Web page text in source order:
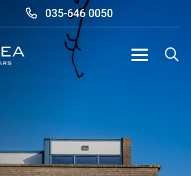
035-646 0050